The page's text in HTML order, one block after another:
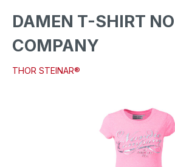
DAMEN T-SHIRT
COMPANY
THOR STEINAR®